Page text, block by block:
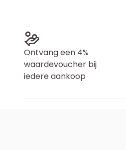
Ontvang een 4%
waardevoucher bij
iedere aankoop